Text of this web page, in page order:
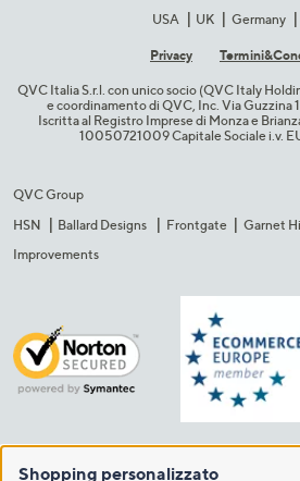
USA
UK Germany
Privacy
QVC Italia S.r.l. con unico socio (QVC Italy
e coordinamento di QVC, Inc. Via Guzzina
Iscritta al Registro Imprese di Monza e
10050721009 Capitale Sociale i.v.
QVC Group
HSN
Ballard Designs Frontgate Garnet
Improvements
Shopping personalizzato